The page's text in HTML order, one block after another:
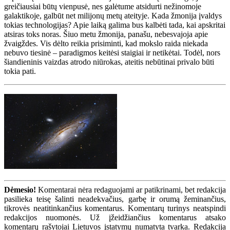
greičiausiai būtų vienpusė, nes galėtume atsidurti nežinomoje
galaktikoje, galbūt net milijonų metų ateityje. Kada žmonija įvaldys
tokias technologijas? Apie laiką galima bus kalbėti tada, kai apskritai
atsiras toks noras. Šiuo metu žmonija, panašu, nebesvajoja apie
žvaigždes. Vis dėlto reikia prisiminti, kad mokslo raida niekada
nebuvo tiesinė – paradigmos keitėsi staigiai ir netikėtai. Todėl, nors
šiandieninis vaizdas atrodo niūrokas, ateitis nebūtinai privalo būti
tokia pati.
Dėmesio! Komentarai nėra redaguojami ar patikrinami, bet redakcija
pasilieka teisę šalinti neadekvačius, garbę ir orumą žeminančius,
tikrovės neatitinkančius komentarus. Komentarų turinys neatspindi
redakcijos nuomonės. Už įžeidžiančius komentarus atsako
komentarų rašytojai Lietuvos įstatymų numatyta tvarka. Redakcija